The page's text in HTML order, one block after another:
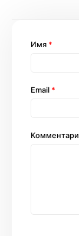
Имя *
Email *